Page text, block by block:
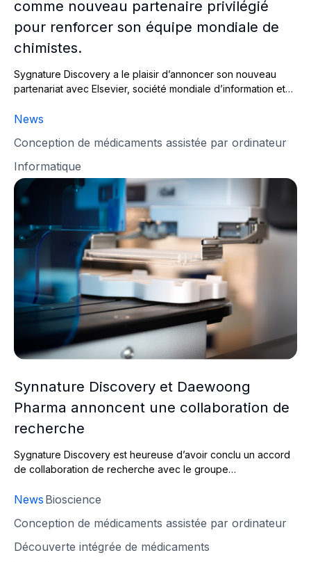
comme nouveau partenaire privilégié
pour renforcer son équipe mondiale de
chimistes.
Sygnature Discovery a le plaisir d’annoncer son nouveau
partenariat avec Elsevier, société mondiale d’information et…
News
Conception de médicaments assistée par ordinateur
Informatique
Synnature Discovery et Daewoong Pharma
Synnature Discovery et Daewoong
Pharma annoncent une collaboration de
recherche
Sygnature Discovery est heureuse d’avoir conclu un accord
de collaboration de recherche avec le groupe…
News Bioscience
Conception de médicaments assistée par ordinateur
Découverte intégrée de médicaments